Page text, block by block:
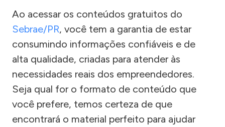
Ao acessar os conteúdos gratuitos do
Sebrae/PR, você tem a garantia de estar
consumindo informações confiáveis e de
alta qualidade, criadas para atender às
necessidades reais dos empreendedores.
Seja qual for o formato de conteúdo que
você prefere, temos certeza de que
encontrará o material perfeito para ajudar